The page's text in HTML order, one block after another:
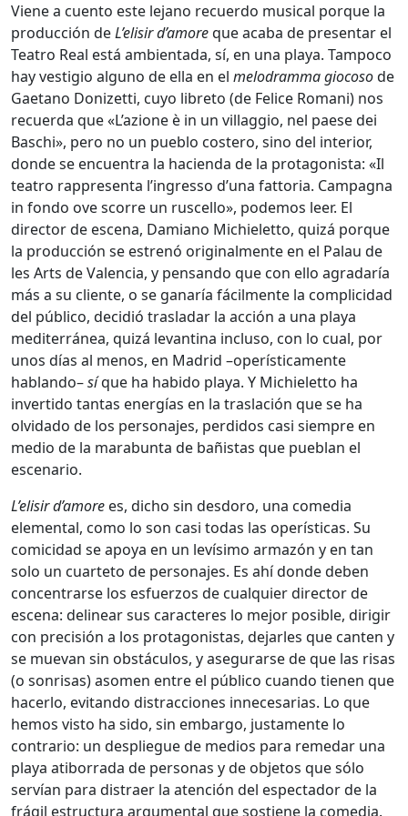
Viene a cuento este lejano recuerdo musical porque la
producción deL’elisir d’amoreque acaba de presentar el
Teatro Real está ambientada, sí, en una playa. Tampoco
hay vestigio alguno de ella en el melodramma giocosode
Gaetano Donizetti, cuyo libreto (de Felice Romani) nos
recuerda que «L’azione è in un villaggio, nel paese dei
Baschi», pero no un pueblo costero, sino del interior,
donde se encuentra la hacienda de la protagonista: «Il
teatro rappresenta l’ingresso d’una fattoria. Campagna
in fondo ove scorre un ruscello», podemos leer. El
director de escena, Damiano Michieletto, quizá porque
la producción se estrenó originalmente en el Palau de
les Arts de Valencia, y pensando que con ello agradaría
más a su cliente, o se ganaría fácilmente la complicidad
del público, decidió trasladar la acción a una playa
mediterránea, quizá levantina incluso, con lo cual, por
unos días al menos, en Madrid –operísticamente
hablando–síque ha habido playa. Y Michieletto ha
invertido tantas energías en la traslación que se ha
olvidado de los personajes, perdidos casi siempre en
medio de la marabunta de bañistas que pueblan el
escenario.
L’elisir d’amore es, dicho sin desdoro, una comedia
elemental, como lo son casi todas las operísticas. Su
comicidad se apoya en un levísimo armazón y en tan
solo un cuarteto de personajes. Es ahí donde deben
concentrarse los esfuerzos de cualquier director de
escena: delinear sus caracteres lo mejor posible, dirigir
con precisión a los protagonistas, dejarles que canten y
se muevan sin obstáculos, y asegurarse de que las risas
(o sonrisas) asomen entre el público cuando tienen que
hacerlo, evitando distracciones innecesarias. Lo que
hemos visto ha sido, sin embargo, justamente lo
contrario: un despliegue de medios para remedar una
playa atiborrada de personas y de objetos que sólo
servían para distraer la atención del espectador de la
frágil estructura argumental que sostiene la comedia.